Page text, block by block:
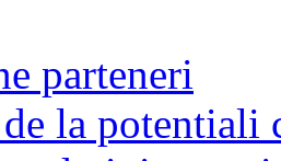
parteneri
la potentiali